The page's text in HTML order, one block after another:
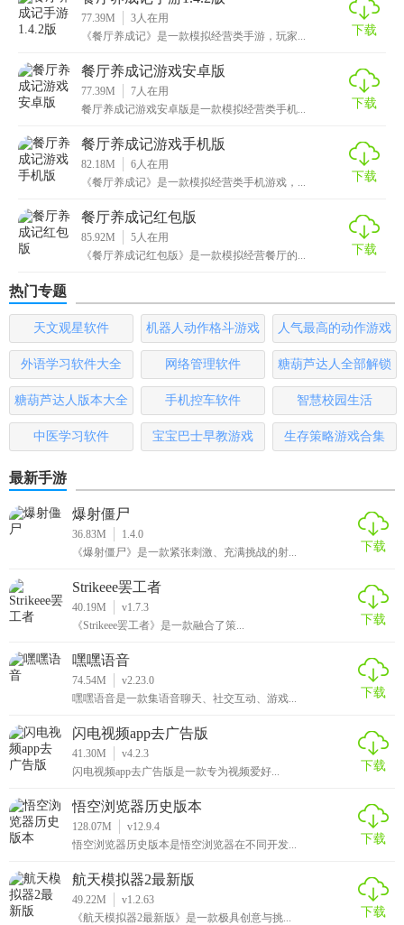
77.39M 3 人在用
《餐厅养成记》是一款模拟经营类手游，玩家...
下载
餐厅养成记游戏安卓版
77.39M 7 人在用
餐厅养成记游戏安卓版是一款模拟经营类手机...
下载
餐厅养成记游戏手机版
82.18M 6 人在用
《餐厅养成记》是一款模拟经营类手机游戏，...
下载
餐厅养成记红包版
85.92M 5 人在用
《餐厅养成记红包版》是一款模拟经营餐厅的...
下载
热门专题
天文观星软件
机器人动作格斗游戏
大全
人气最高的动作游戏
排行榜
外语学习软件大全 网络管理软件
糖葫芦达人全部解锁
版
糖葫芦达人版本大全 手机控车软件 智慧校园生活
中医学习软件 宝宝巴士早教游戏 生存策略游戏合集
最新手游
爆射僵尸
36.83M
1.4.0
《爆射僵尸》是一款紧张刺激、充满挑战的射...
下载
Strikeee罢工者
40.19M
v1.7.3
《Strikeee罢工者》是一款融合了策...
下载
嘿嘿语音
74.54M
v2.23.0
嘿嘿语音是一款集语音聊天、社交互动、游戏...
下载
闪电视频app去广告版
41.30M
v4.2.3
闪电视频app去广告版是一款专为视频爱好...
下载
悟空浏览器历史版本
128.07M
v12.9.4
悟空浏览器历史版本是悟空浏览器在不同开发...
下载
航天模拟器2最新版
49.22M
v1.2.63
《航天模拟器2最新版》是一款极具创意与挑...
下载